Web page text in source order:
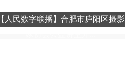
【人民数字联播】合肥市庐阳区摄影